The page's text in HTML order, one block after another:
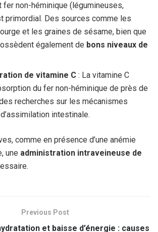
non-héminique (légumineuses,
primordial. Des sources comme les
et les graines de sésame, bien que
également de bons niveaux de
de vitamine C : La vitamine C
du fer non-héminique de près de
recherches sur les mécanismes
intestinale.
comme en présence d’une anémie
une administration intraveineuse de
Previous Post
et baisse d’énergie : causes